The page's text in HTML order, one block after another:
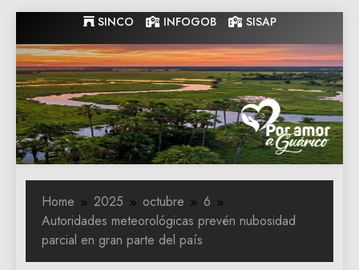
to
content
SINCO INFOGOB SISAP
Gobernacion
de Guarico
Gobernacion de Guarico
Home 2025 octubre
6
Autoridades meteorológicas prevén nubosidad
parcial en gran parte del país